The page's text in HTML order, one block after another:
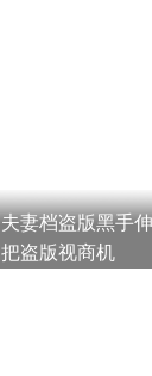
夫妻档盗版黑手
把盗版视商机